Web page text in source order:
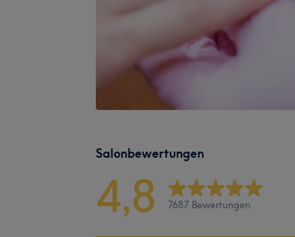
Salonbewertungen
4,8 7687 Bewertungen